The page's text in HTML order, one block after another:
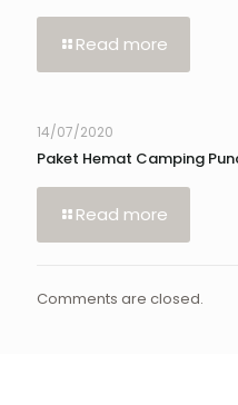
Read more
14/07/2020
Paket Hemat Camping
Read more
Comments are closed.